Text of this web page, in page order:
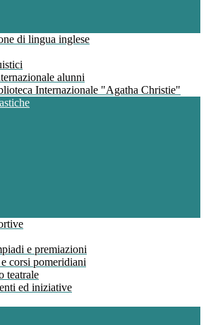
di lingua inglese
alunni
Internazionale "Agatha Christie"
e premiazioni
corsi pomeridiani
teatrale
ed iniziative